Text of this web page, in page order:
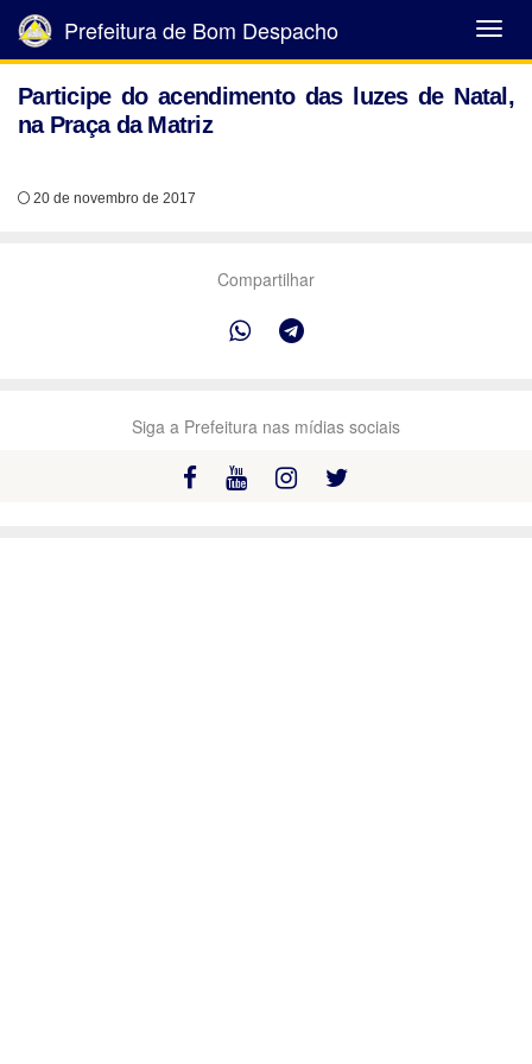
Abrir
Menu
Prefeitura de Bom Despacho
Participe do acendimento das luzes de Natal,
na Praça da Matriz
20 de novembro de 2017
Compartilhar
Siga a Prefeitura nas mídias sociais